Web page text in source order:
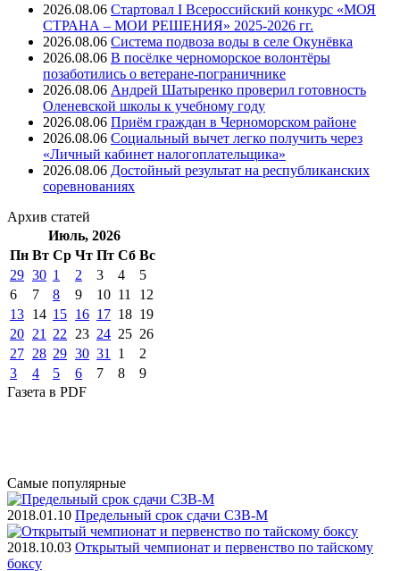
2026.08.06 Стартовал I Всероссийский конкурс «МОЯ
СТРАНА – МОИ РЕШЕНИЯ» 2025-2026 гг.
2026.08.06 Система подвоза воды в селе Окунёвка
2026.08.06 В посёлке черноморское волонтёры
позаботились о ветеране-пограничнике
2026.08.06 Андрей Шатыренко проверил готовность
Оленевской школы к учебному году
2026.08.06 Приём граждан в Черноморском районе
2026.08.06 Социальный вычет легко получить через
«Личный кабинет налогоплательщика»
2026.08.06 Достойный результат на республиканских
соревнованиях
Архив статей
Июль, 2026
Пн Вт Ср Чт Пт Cб Вс
29 30 1 2 3 4
5
6
7 8 9 10 11
12
13 14 15 16 17 18 19
20 21 22 23 24 25 26
27 28 29 30 31 1
2
3
4 5 6 7 8
9
Газета в PDF
Самые популярные
2018.01.10 Предельный срок сдачи СЗВ-М
2018.10.03 Открытый чемпионат и первенство по тайскому
боксу